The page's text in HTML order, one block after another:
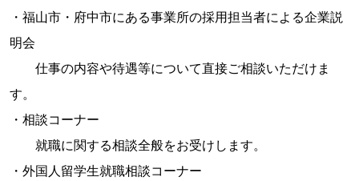
・福山市・府中市にある事業所の採用担当者による企業説
明会
仕事の内容や待遇等について直接ご相談いただけま
す。
・相談コーナー
就職に関する相談全般をお受けします。
・外国人留学生就職相談コーナー